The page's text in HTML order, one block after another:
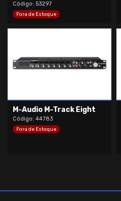
Código: 53297
Fora de Estoque
M-Audio M-Track Eight
Código: 44783
Fora de Estoque